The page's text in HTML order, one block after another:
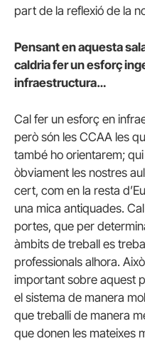
part de la reflexió de la
Pensant en aquesta
caldria fer un esforç
infraestructura…
Cal fer un esforç en
però són les CCAA les
també ho orientarem;
òbviament les nostres
cert, com en la resta
una mica antiquades.
portes, que per
àmbits de treball es
professionals alhora.
important sobre aquest
el sistema de manera
que treballi de manera
que donen les mateixes